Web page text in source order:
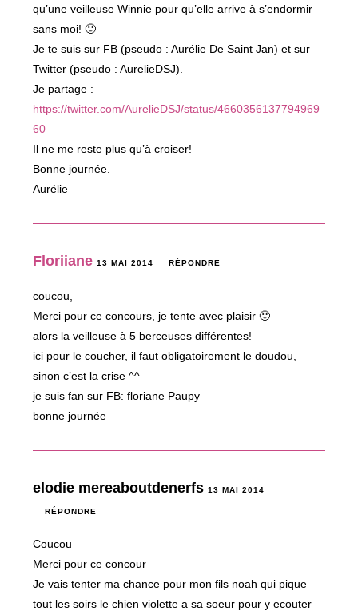
qu’une veilleuse Winnie pour qu’elle arrive à s’endormir
sans moi! 🙂
Je te suis sur FB (pseudo : Aurélie De Saint Jan) et sur
Twitter (pseudo : AurelieDSJ).
Je partage :
https://twitter.com/AurelieDSJ/status/4660356137794969
60
Il ne me reste plus qu’à croiser!
Bonne journée.
Aurélie
Floriiane 13 MAI 2014 RÉPONDRE
coucou,
Merci pour ce concours, je tente avec plaisir 🙂
alors la veilleuse à 5 berceuses différentes!
ici pour le coucher, il faut obligatoirement le doudou,
sinon c’est la crise ^^
je suis fan sur FB: floriane Paupy
bonne journée
elodie mereaboutdenerfs13 MAI 2014
RÉPONDRE
Coucou
Merci pour ce concour
Je vais tenter ma chance pour mon fils noah qui pique
tout les soirs le chien violette a sa soeur pour y ecouter